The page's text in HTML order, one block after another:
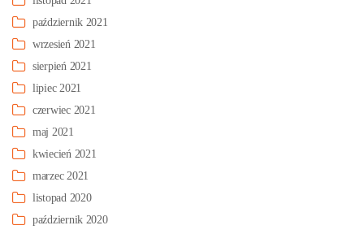
październik 2021
wrzesień 2021
sierpień 2021
lipiec 2021
czerwiec 2021
maj 2021
kwiecień 2021
marzec 2021
listopad 2020
październik 2020